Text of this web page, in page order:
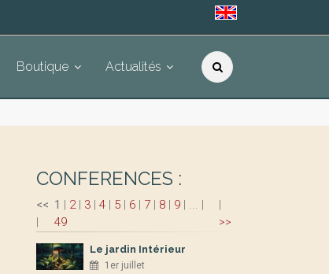
Boutique Actualités
CONFERENCES :
<<
|
1 | 2| 3| 4| 5| 6| 7| 8| 9| ... |
49
|
>>
Le jardin Intérieur
1er juillet